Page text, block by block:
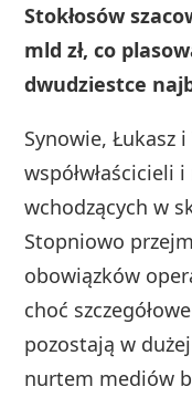
Stokłosów
mld zł, co
dwudziestce
Synowie, Łukasz
współwłaścicieli
wchodzących w
Stopniowo
obowiązków
choć
pozostają w
nurtem mediów